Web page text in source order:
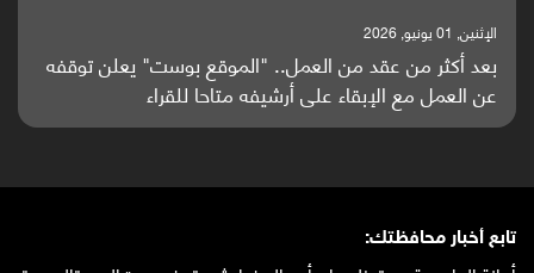
الإثنين, 25 مايو, 2026
باحثون من اليمن يدخلون سباق أبحاث ألزهايمر بدراسة
واعدة منشورة عالميا (ترجمة)
تابع أخبار محافظتك: